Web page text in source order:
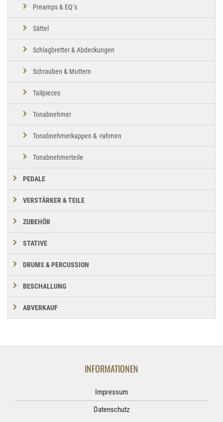
Preamps & EQ´s
Sättel
Schlagbretter & Abdeckungen
Schrauben & Muttern
Tailpieces
Tonabnehmer
Tonabnehmerkappen & -rahmen
Tonabnehmerteile
PEDALE
VERSTÄRKER & TEILE
ZUBEHÖR
STATIVE
DRUMS & PERCUSSION
BESCHALLUNG
ABVERKAUF
INFORMATIONEN
Impressum
Datenschutz